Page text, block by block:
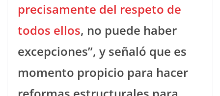
precisamente del respeto de
todos ellos, no puede haber
excepciones”, y señaló que es
momento propicio para hacer